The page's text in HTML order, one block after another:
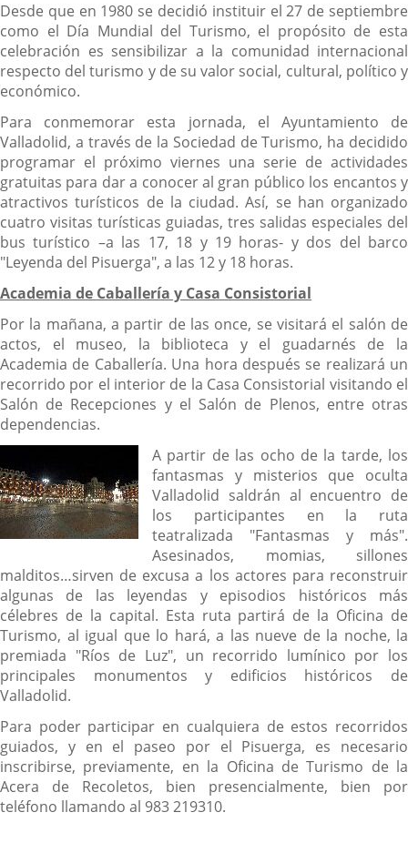
Desde que en 1980 se decidió instituir el 27 de septiembre
como el Día Mundial del Turismo, el propósito de esta
celebración es sensibilizar a la comunidad internacional
respecto del turismo y de su valor social, cultural, político y
económico.
Para conmemorar esta jornada, el Ayuntamiento de
Valladolid, a través de la Sociedad de Turismo, ha decidido
programar el próximo viernes una serie de actividades
gratuitas para dar a conocer al gran público los encantos y
atractivos turísticos de la ciudad. Así, se han organizado
cuatro visitas turísticas guiadas, tres salidas especiales del
bus turístico –a las 17, 18 y 19 horas- y dos del barco
"Leyenda del Pisuerga", a las 12 y 18 horas.
Academia de Caballería y Casa Consistorial
Por la mañana, a partir de las once, se visitará el salón de
actos, el museo, la biblioteca y el guadarnés de la
Academia de Caballería. Una hora después se realizará un
recorrido por el interior de la Casa Consistorial visitando el
Salón de Recepciones y el Salón de Plenos, entre otras
dependencias.
A partir de las ocho de la tarde, los
fantasmas y misterios que oculta
Valladolid saldrán al encuentro de
los participantes en la ruta
teatralizada "Fantasmas y más".
Asesinados, momias, sillones
malditos…sirven de excusa a los actores para reconstruir
algunas de las leyendas y episodios históricos más
célebres de la capital. Esta ruta partirá de la Oficina de
Turismo, al igual que lo hará, a las nueve de la noche, la
premiada "Ríos de Luz", un recorrido lumínico por los
principales monumentos y edificios históricos de
Valladolid.
Para poder participar en cualquiera de estos recorridos
guiados, y en el paseo por el Pisuerga, es necesario
inscribirse, previamente, en la Oficina de Turismo de la
Acera de Recoletos, bien presencialmente, bien por
teléfono llamando al 983 219310.